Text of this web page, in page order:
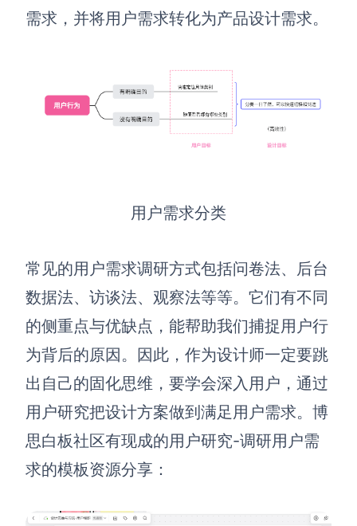
情绪板
创意与绘图
AI生成思维导图
AI生成流程图
AI生成用户旅程图
AI生成鱼骨图
AI生成甘特图
AI生成组织结构图
战略与流程设计
AI生成商业画布
AI生成SWOT分析
AI生成PEST分析
AI生成5Why分析
AI生成平衡计分卡
需求，并将用户需求转化为产品设计需求。
用户需求分类
常见的用户需求调研方式包括问卷法、后台
数据法、访谈法、观察法等等。它们有不同
的侧重点与优缺点，能帮助我们捕捉用户行
为背后的原因。因此，作为设计师一定要跳
出自己的固化思维，要学会深入用户，通过
用户研究把设计方案做到满足用户需求。博
思白板社区有现成的用户研究-调研用户需
求的模板资源分享：